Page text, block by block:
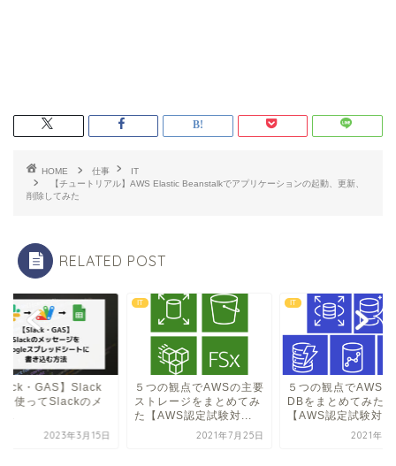
HOME 仕事
IT
【チュートリアル】AWS Elastic Beanstalkでアプリケーションの起動、更新、
削除してみた
RELATED POST
・GAS】Slack
使ってSlackのメ
2023年3月15日
IT
５つの観点でAWSの主要
ストレージをまとめてみ
た【AWS認定試験対...
2021年7月25日
IT
５つの観点でAWS
DBをまとめてみた
【AWS認定試験対
2021年7